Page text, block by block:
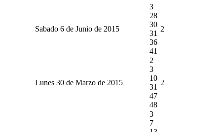
Sabado 6 de Junio de 2015
3
28
30
31
36
41
2
Lunes 30 de Marzo de 2015
2
3
10
31
47
48
2
3
7